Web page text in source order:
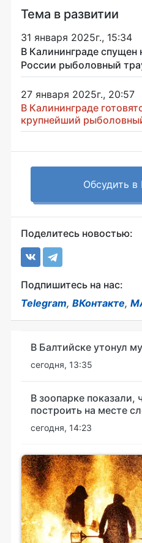
Тема в развитии
31 января 2025г., 15:34
В Калининграде спущен
России рыболовный
27 января 2025г., 20:57
В Калининграде
крупнейший
Обсудить в
Поделитесь новостью:
Подпишитесь на нас:
Telegram, ВКонтакте,
В Балтийске утонул
сегодня, 13:35
В зоопарке показали,
построить на месте
сегодня, 14:23